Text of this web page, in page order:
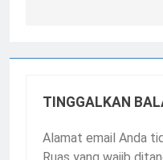
TINGGALKAN
Alamat email Anda
Ruas yang wajib